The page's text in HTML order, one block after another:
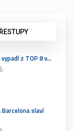
z TOP 8 v…
Barcelona slaví